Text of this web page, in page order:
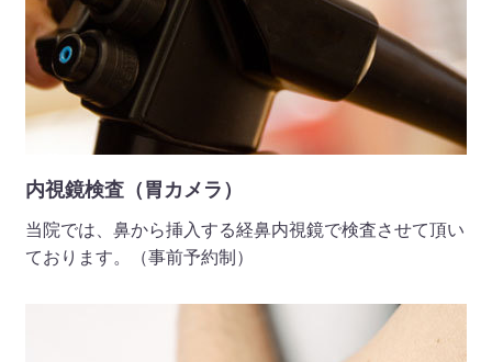
◆企業健診（青葉メディカル 外来）◆ 企業様向けの健康
診断（雇用時・定期）を実施しています。 お気軽にご相談
ください。（詳細はこちら） TEL：0748-22-5000
2026 年 04 月 01 日
地域の皆様へ
広報誌2026年4月号を掲載しました。（詳細はこちら）
2026 年 03 月 24 日
お知らせ
（水）より、面会制限を一部解除します。（詳細はこちら）
内視鏡検査（胃カメラ）
当院では、鼻から挿入する経鼻内視鏡で検査させて頂い
ております。（事前予約制）